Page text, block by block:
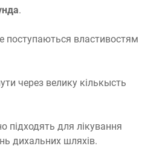
.
поступаються властивостям
через велику кількысть
підходять для лікування
дихальних шляхів.